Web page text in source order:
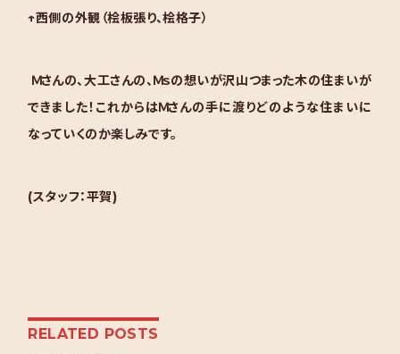
↑西側の外観（桧板張り、桧格子）
Ｍさんの、大工さんの、Ｍｓの想いが沢山つまった木の住まいが
できました！これからはＭさんの手に渡りどのような住まいに
なっていくのか楽しみです。
(スタッフ：平賀)
RELATED POSTS